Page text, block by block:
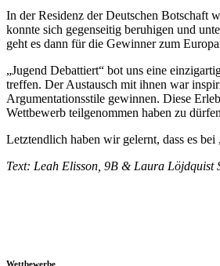
In der Residenz der Deutschen Botschaft
konnte sich gegenseitig beruhigen und
geht es dann für die Gewinner zum
„Jugend Debattiert“ bot uns eine
treffen. Der Austausch mit ihnen war
Argumentationsstile gewinnen. Diese
Wettbewerb teilgenommen haben zu
Letztendlich haben wir gelernt, dass es
Text: Leah Elisson, 9B & Laura Löjdquist
Wettbewerbe